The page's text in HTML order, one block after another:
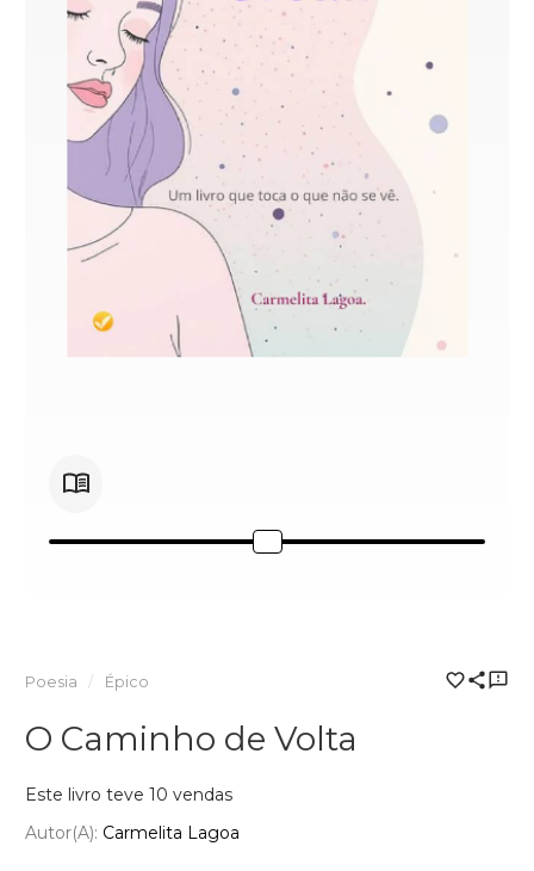
Poesia Épico
O Caminho de Volta
Este livro teve 10 vendas
Autor(a): Carmelita Lagoa